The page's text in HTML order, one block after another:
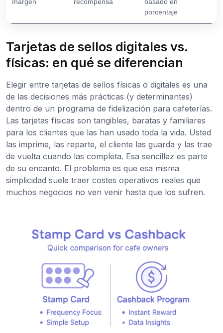
margen recompensa
basado en
porcentaje
Tarjetas de sellos digitales vs.
físicas: en qué se diferencian
Elegir entre tarjetas de sellos físicas o digitales es una
de las decisiones más prácticas (y determinantes)
dentro de un programa de fidelización para cafeterías.
Las tarjetas físicas son tangibles, baratas y familiares
para los clientes que las han usado toda la vida. Usted
las imprime, las reparte, el cliente las guarda y las trae
de vuelta cuando las completa. Esa sencillez es parte
de su encanto. El problema es que esa misma
simplicidad suele traer costes operativos reales que
muchos negocios no ven venir hasta que los sufren.